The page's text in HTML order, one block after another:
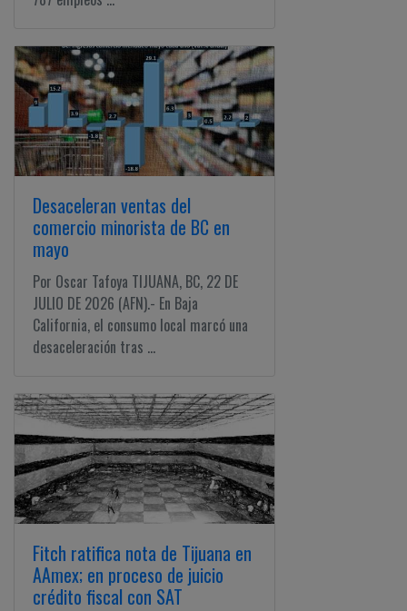
Desaceleran ventas del
comercio minorista de BC en
mayo
Por Oscar Tafoya TIJUANA, BC, 22 DE
JULIO DE 2026 (AFN).- En Baja
California, el consumo local marcó una
desaceleración tras ...
Fitch ratifica nota de Tijuana en
AAmex; en proceso de juicio
crédito fiscal con SAT